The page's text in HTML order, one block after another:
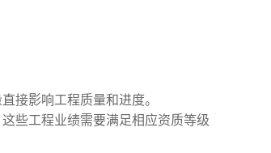
接影响工程质量和进度。
些工程业绩需要满足相应资质等级